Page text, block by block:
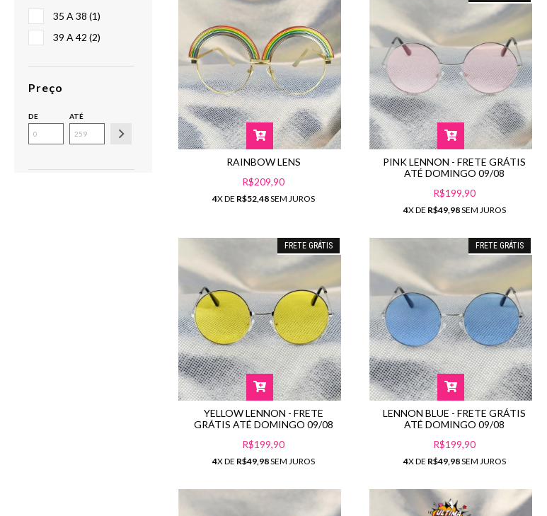
35 A 38 (1)
39 A 42 (2)
Preço
DE ATÉ
RAINBOW LENS
R$209,90
4X DE R$52,48SEM JUROS
PINK LENNON - FRETE GRÁTIS
ATÉ DOMINGO 09/08
R$199,90
4X DE R$49,98SEM JUROS
FRETE GRÁTIS
YELLOW LENNON - FRETE
GRÁTIS ATÉ DOMINGO 09/08
R$199,90
4X DE R$49,98SEM JUROS
FRETE GRÁTIS
LENNON BLUE - FRETE GRÁTIS
ATÉ DOMINGO 09/08
R$199,90
4X DE R$49,98SEM JUROS